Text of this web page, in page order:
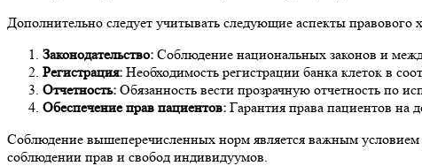
Дополнительно следует учитывать следующие аспекты правового
Законодательство: Соблюдение национальных законов и
Регистрация: Необходимость регистрации банка клеток в
Отчетность: Обязанность вести прозрачную отчетность по
Обеспечение прав пациентов: Гарантия права пациентов на
Соблюдение вышеперечисленных норм является важным условием
соблюдении прав и свобод индивидуумов.